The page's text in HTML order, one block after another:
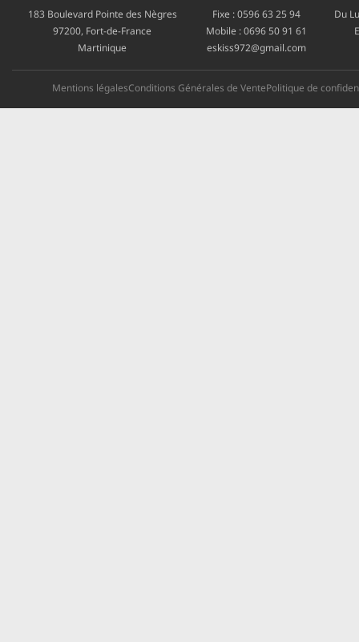
183 Boulevard Pointe des Nègres
97200, Fort-de-France
Martinique
Fixe :0596 63 25 94
Mobile :0696 50 91 61
eskiss972@gmail.com
Du
Mentions légalesConditions Générales de VentePolitique de